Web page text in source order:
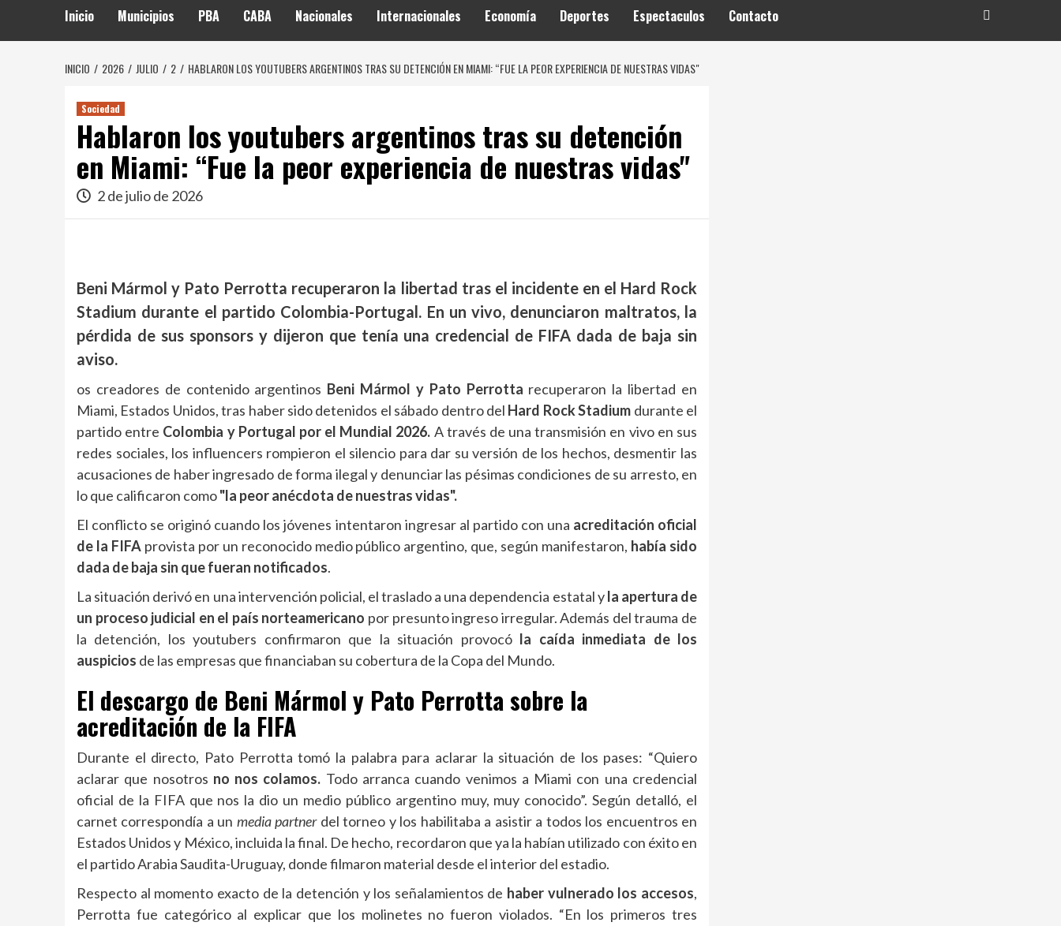
Inicio Municipios PBA CABA Nacionales Internacionales Economía Deportes Espectaculos Contacto
INICIO 2026 JULIO 2 HABLARON LOS YOUTUBERS ARGENTINOS TRAS SU DETENCIÓN EN MIAMI: “FUE LA PEOR EXPERIENCIA DE NUESTRAS VIDAS"
Sociedad
Hablaron los youtubers argentinos tras su detención
en Miami: “Fue la peor experiencia de nuestras vidas"
2 de julio de 2026
Beni Mármol y Pato Perrotta recuperaron la libertad tras el incidente en el Hard Rock
Stadium durante el partido Colombia-Portugal. En un vivo, denunciaron maltratos, la
pérdida de sus sponsors y dijeron que tenía una credencial de FIFA dada de baja sin
aviso.
os creadores de contenido argentinos Beni Mármol y Pato Perrotta recuperaron la libertad en
Miami, Estados Unidos, tras haber sido detenidos el sábado dentro del Hard Rock Stadium durante el
partido entre Colombia y Portugal por el Mundial 2026. A través de una transmisión en vivo en sus
redes sociales, los influencers rompieron el silencio para dar su versión de los hechos, desmentir las
acusaciones de haber ingresado de forma ilegal y denunciar las pésimas condiciones de su arresto, en
lo que calificaron como"la peor anécdota de nuestras vidas".
El conflicto se originó cuando los jóvenes intentaron ingresar al partido con una acreditación oficial
de la FIFAprovista por un reconocido medio público argentino, que, según manifestaron, había sido
dada de baja sin que fueran notificados.
La situación derivó en una intervención policial, el traslado a una dependencia estatal yla apertura de
un proceso judicial en el país norteamericano por presunto ingreso irregular. Además del trauma de
la detención, los youtubers confirmaron que la situación provocóla caída inmediata de los
auspicios de las empresas que financiaban su cobertura de la Copa del Mundo.
El descargo de Beni Mármol y Pato Perrotta sobre la
acreditación de la FIFA
Durante el directo, Pato Perrotta tomó la palabra para aclarar la situación de los pases: “Quiero
aclarar que nosotros no nos colamos. Todo arranca cuando venimos a Miami con una credencial
oficial de la FIFA que nos la dio un medio público argentino muy, muy conocido”. Según detalló, el
carnet correspondía a un media partnerdel torneo y los habilitaba a asistir a todos los encuentros en
Estados Unidos y México, incluida la final. De hecho, recordaron que ya la habían utilizado con éxito en
el partido Arabia Saudita-Uruguay, donde filmaron material desde el interior del estadio.
Respecto al momento exacto de la detención y los señalamientos de haber vulnerado los accesos,
Perrotta fue categórico al explicar que los molinetes no fueron violados. “En los primeros tres